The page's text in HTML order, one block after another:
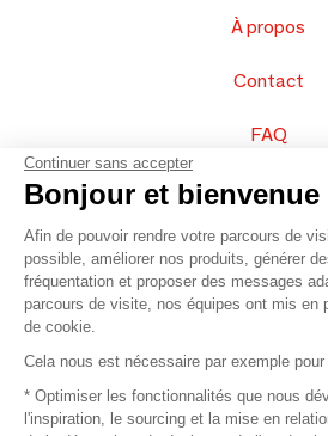
À propos
Contact
FAQ
Vendez vos
Plan du site
© 2016 –
Recrutement
Continuer sans accepter
Bonjour et bienvenue
Afin de pouvoir rendre votre parcours de
possible, améliorer nos produits, générer
fréquentation et proposer des messages
parcours de visite, nos équipes ont mis en
de cookie.
Cela nous est nécessaire par exemple pour
* Optimiser les fonctionnalités que nous
l'inspiration, le sourcing et la mise en